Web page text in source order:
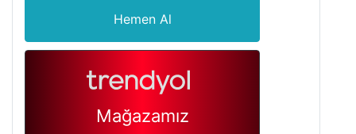
Hemen Al
Mağazamız